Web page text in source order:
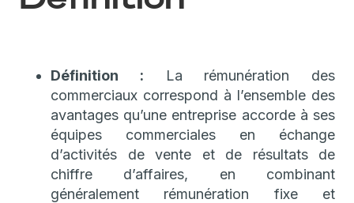
Définition : La rémunération des
commerciaux correspond à l’ensemble des
avantages qu’une entreprise accorde à ses
équipes commerciales en échange
d’activités de vente et de résultats de
chiffre d’affaires, en combinant
généralement rémunération fixe et